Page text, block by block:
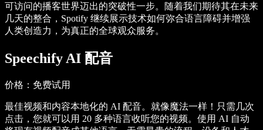
可访问的播客世界迈出的突破性一步。随着我们期待其在未来
几天的整合，Spotify 继续展示技术如何弥合语言障碍并增强
人类创造力，为真正的全球观众服务。
Speechify AI 配音
价格 ：免费试用
最佳视频和内容本地化的 AI 配音。就像魔法一样！只需几次
点击，您就可以用 20 多种语言收听您的视频。使用 AI 自动